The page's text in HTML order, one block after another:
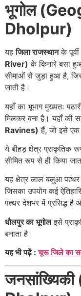
भूगोल
Dholpur)
यहजिला राजस्थानके
River) के किनारे बसा
सीमाओं से जुड़ा हुआ है,
जाती है।
यहाँ का भूभाग मुख्यतः
मिलकर बना है। यहाँ की
Ravines) हैं, जो इसे एक
ये बीहड़ क्षेत्र प्राकृतिक
सीमित रूप से ही किया
यह क्षेत्र लाल बलुआ
जिसका उपयोग कई
पत्थर देशभर में प्रसिद्ध है
धौलपुर का भूगोलइसे
बनाता है।
यह भी पढ़ें :चूरू जिले का